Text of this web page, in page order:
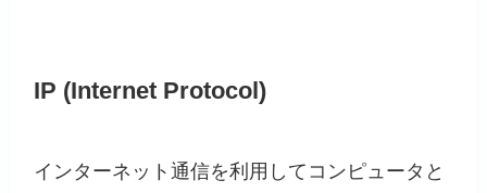
IP (Internet Protocol)
インターネット通信を利用してコンピュータと